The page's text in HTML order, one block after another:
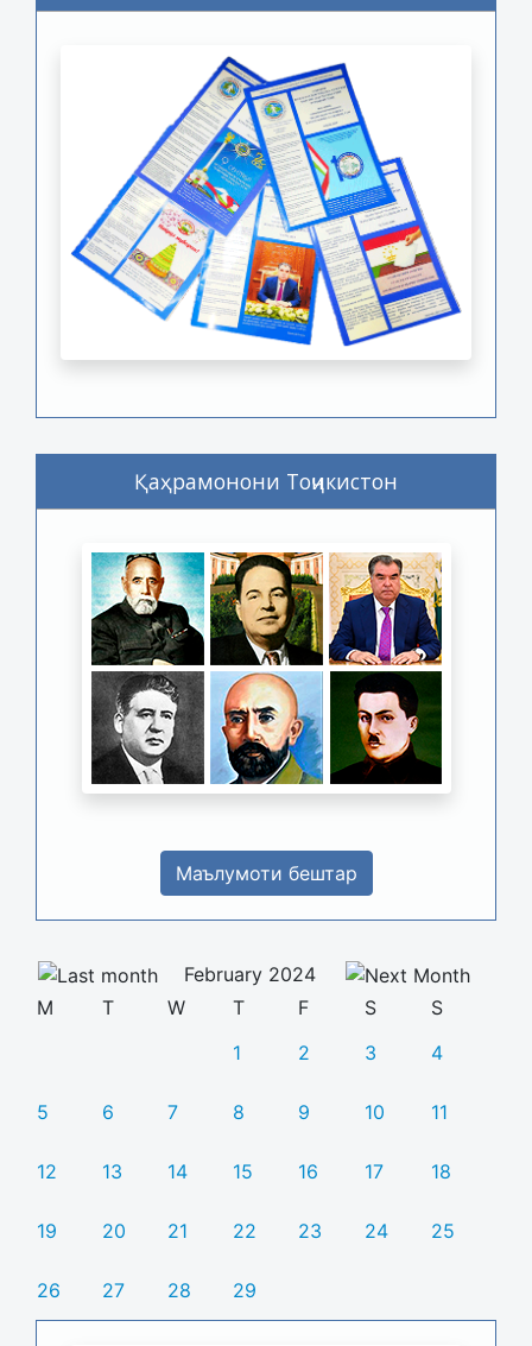
Қаҳрамонони Тоҷикистон
Маълумоти бештар
February 2024
M
T W T F S
S
1
2 3 4
5 6 7 8 9 10 11
12 13 14 15 16 17 18
19 20 21 22 23 24 25
26 27 28 29